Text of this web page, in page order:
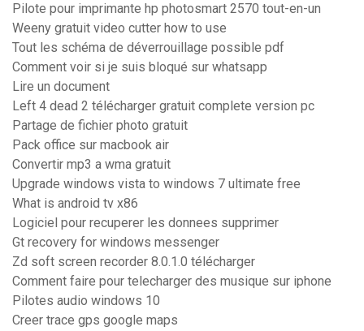
Pilote pour imprimante hp photosmart 2570 tout-en-un
Weeny gratuit video cutter how to use
Tout les schéma de déverrouillage possible pdf
Comment voir si je suis bloqué sur whatsapp
Lire un document
Left 4 dead 2 télécharger gratuit complete version pc
Partage de fichier photo gratuit
Pack office sur macbook air
Convertir mp3 a wma gratuit
Upgrade windows vista to windows 7 ultimate free
What is android tv x86
Logiciel pour recuperer les donnees supprimer
Gt recovery for windows messenger
Zd soft screen recorder 8.0.1.0 télécharger
Comment faire pour telecharger des musique sur iphone
Pilotes audio windows 10
Creer trace gps google maps